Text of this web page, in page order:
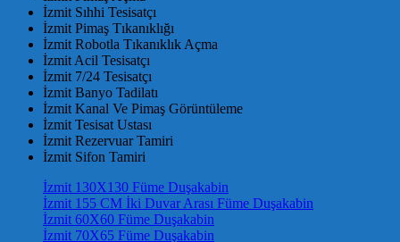
İzmit Sıhhi Tesisatçı
İzmit Pimaş Tıkanıklığı
İzmit Robotla Tıkanıklık Açma
İzmit Acil Tesisatçı
İzmit 7/24 Tesisatçı
İzmit Banyo Tadilatı
İzmit Kanal Ve Pimaş Görüntüleme
İzmit Tesisat Ustası
İzmit Rezervuar Tamiri
İzmit Sifon Tamiri
İzmit 130X130 Füme Duşakabin
İzmit 155 CM İki Duvar Arası Füme Duşakabin
İzmit 60X60 Füme Duşakabin
İzmit 70X65 Füme Duşakabin